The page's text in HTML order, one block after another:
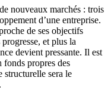
nouveaux marchés : trois
d’une entreprise.
de ses objectifs
et plus la
devient pressante. Il est
fonds propres des
structurelle sera le